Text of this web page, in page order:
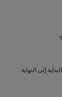
إلى النهاية